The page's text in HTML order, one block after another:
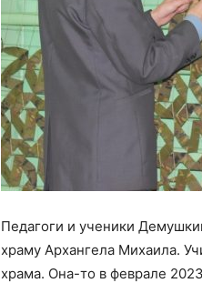
Педагоги и ученики
храму Архангела Михаила.
храма. Она-то в феврале